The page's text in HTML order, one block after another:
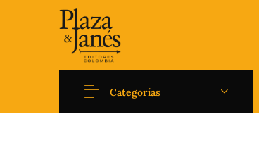
Categorías